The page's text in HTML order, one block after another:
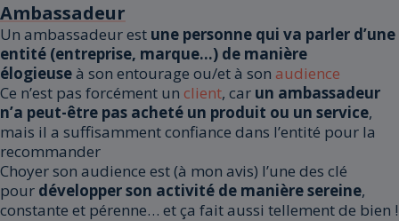
Ambassadeur
Un ambassadeur est une personne qui va parler d’une
entité (entreprise, marque…) de manière
élogieuseà son entourage ou/et à son audience
Ce n’est pas forcément un client, car un ambassadeur
n’a peut-être pas acheté un produit ou un service,
mais il a suffisamment confiance dans l’entité pour la
recommander
Choyer son audience est (à mon avis) l’une des clé
pour développer son activité de manière sereine,
constante et pérenne… et ça fait aussi tellement de bien !